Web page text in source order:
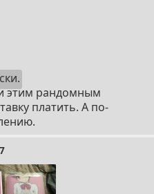
этим рандомным
платить. А по-